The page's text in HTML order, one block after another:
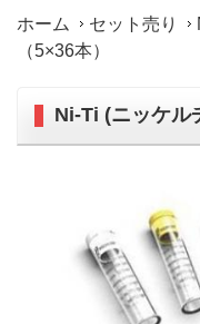
ホーム セット売り
（5×36本）
Ni-Ti (ニッケル